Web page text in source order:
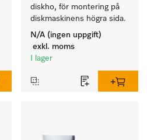
diskho, för montering på
diskmaskinens högra sida.
N/A (ingen uppgift)
exkl. moms
I lager